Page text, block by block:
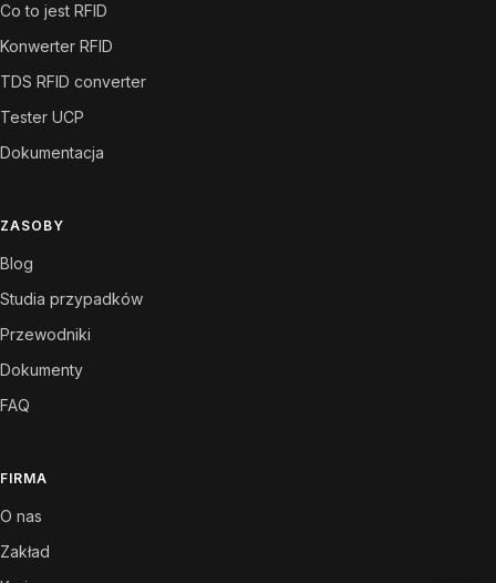
Co to jest RFID
Konwerter RFID
TDS RFID converter
Tester UCP
Dokumentacja
ZASOBY
Blog
Studia przypadków
Przewodniki
Dokumenty
FAQ
FIRMA
O nas
Zakład